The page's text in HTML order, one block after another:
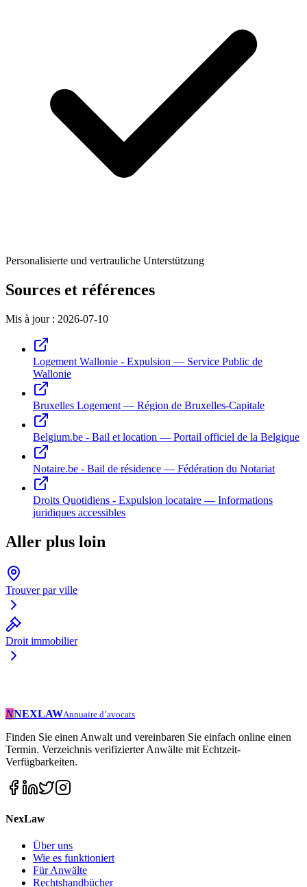
Personalisierte und vertrauliche Unterstützung
Sources et références
Mis à jour : 2026-07-10
Logement Wallonie - Expulsion — Service Public de
Wallonie
Bruxelles Logement — Région de Bruxelles-Capitale
Belgium.be - Bail et location — Portail officiel de la Belgique
Notaire.be - Bail de résidence — Fédération du Notariat
Droits Quotidiens - Expulsion locataire — Informations
juridiques accessibles
Aller plus loin
Trouver par ville
Droit immobilier
NNEXLAWAnnuaire d’avocats
Finden Sie einen Anwalt und vereinbaren Sie einfach online einen
Termin. Verzeichnis verifizierter Anwälte mit Echtzeit-
Verfügbarkeiten.
NexLaw
Über uns
Wie es funktioniert
Für Anwälte
Rechtshandbücher